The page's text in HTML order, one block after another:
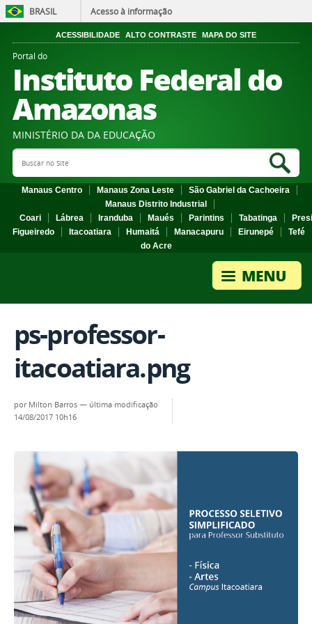
BRASIL Acesso à informação
ACESSIBILIDADE ALTO CONTRASTE MAPA DO SITE
Portal do
Instituto Federal do
Amazonas
MINISTÉRIO DA DA EDUCAÇÃO
Search Site
Manaus Centro Manaus Zona Leste
São Gabriel da Cachoeira
Manaus Distrito Industrial
Coari
Lábrea Iranduba Maués Parintins Tabatinga
Figueiredo
Itacoatiara Humaitá Manacapuru Eirunepé
Tefé
do Acre
ps-professor-
itacoatiara.png
por Milton Barros — última modificação
14/08/2017 10h16